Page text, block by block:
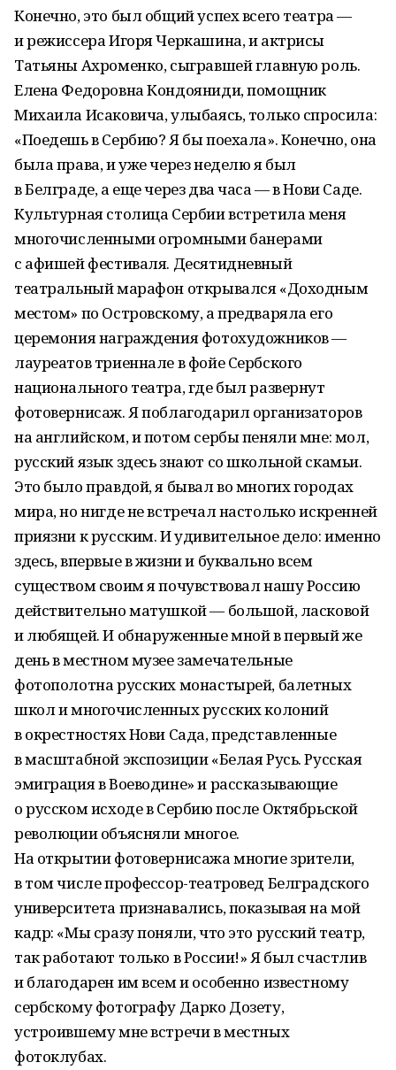
Конечно, это был общий успех всего театра —
и режиссера Игоря Черкашина, и актрисы
Татьяны Ахроменко, сыгравшей главную роль.
Елена Федоровна Кондояниди, помощник
Михаила Исаковича, улыбаясь, только спросила:
«Поедешь в Сербию? Я бы поехала». Конечно, она
была права, и уже через неделю я был
в Белграде, а еще через два часа — в Нови Саде.
Культурная столица Сербии встретила меня
многочисленными огромными банерами
с афишей фестиваля. Десятидневный
театральный марафон открывался «Доходным
местом» по Островскому, а предваряла его
церемония награждения фотохудожников —
лауреатов триеннале в фойе Сербского
национального театра, где был развернут
фотовернисаж. Я поблагодарил организаторов
на английском, и потом сербы пеняли мне: мол,
русский язык здесь знают со школьной скамьи.
Это было правдой, я бывал во многих городах
мира, но нигде не встречал настолько искренней
приязни к русским. И удивительное дело: именно
здесь, впервые в жизни и буквально всем
существом своим я почувствовал нашу Россию
действительно матушкой — большой, ласковой
и любящей. И обнаруженные мной в первый же
день в местном музее замечательные
фотополотна русских монастырей, балетных
школ и многочисленных русских колоний
в окрестностях Нови Сада, представленные
в масштабной экспозиции «Белая Русь. Русская
эмиграция в Воеводине» и рассказывающие
о русском исходе в Сербию после Октябрьской
революции объясняли многое.
На открытии фотовернисажа многие зрители,
в том числе профессор-театровед Белградского
университета признавались, показывая на мой
кадр: «Мы сразу поняли, что это русский театр,
так работают только в России!» Я был счастлив
и благодарен им всем и особенно известному
сербскому фотографу Дарко Дозету,
устроившему мне встречи в местных
фотоклубах.